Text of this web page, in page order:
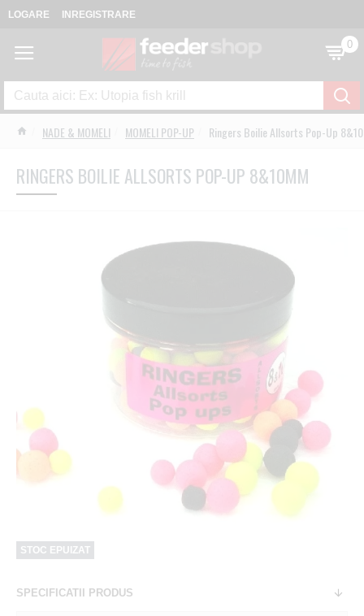
LOGARE INREGISTRARE
0
NADE & MOMELI MOMELI POP-UP Ringers Boilie Allsorts Pop-Up
RINGERS BOILIE ALLSORTS POP-UP 8&10MM
STOC EPUIZAT
SPECIFICATII PRODUS